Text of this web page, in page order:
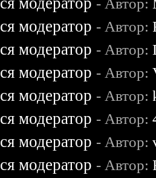
- Автор:
модератор - Автор:
модератор - Автор:
модератор - Автор:
модератор - Автор:
модератор - Автор:
модератор - Автор:
модератор - Автор: